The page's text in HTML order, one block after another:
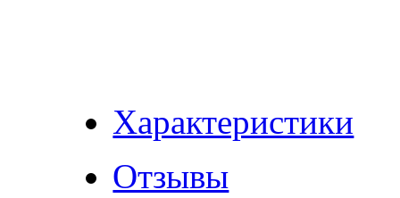
Характеристики
Отзывы